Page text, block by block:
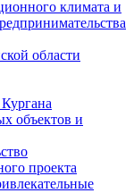
климата и
области
объектов и
проекта